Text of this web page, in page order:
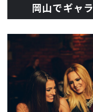
岡山でギャ